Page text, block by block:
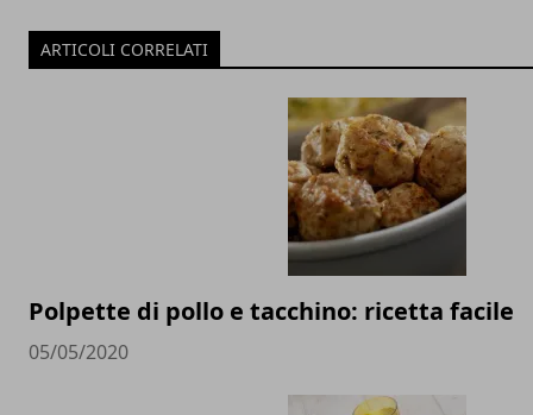
ARTICOLI CORRELATI
Polpette di pollo e tacchino: ricetta facile
05/05/2020